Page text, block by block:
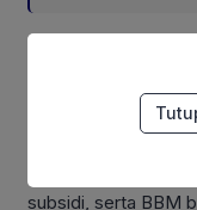
dukungan dari
subsidi, serta BBM